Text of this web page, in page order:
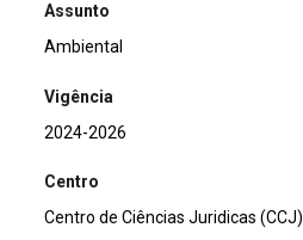
Assunto
Ambiental
Vigência
2024-2026
Centro
Centro de Ciências Juridicas (CCJ)